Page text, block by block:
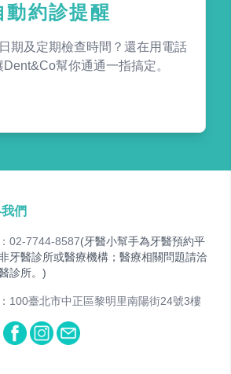
動約診提醒
期及定期檢查時間？還在用電話
幫你通通一指搞定。
們
02-7744-8587(牙醫小幫手為牙醫預約平
牙醫診所或醫療機構；醫療相關問題請洽
診所。)
100臺北市中正區黎明里南陽街24號3樓